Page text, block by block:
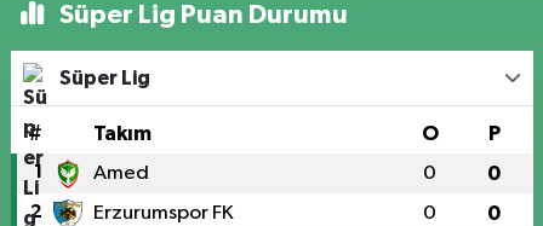
Süper Lig Puan Durumu
Süper Lig
# Takım O P
1 Amed 0 0
2 Erzurumspor FK 0 0